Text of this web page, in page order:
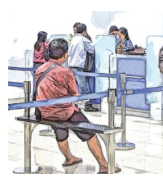
kulübü iki yıl sonra iş insanı